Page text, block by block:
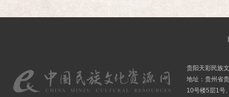
贵阳天彩民族
地址：贵州省
10号楼5层1号